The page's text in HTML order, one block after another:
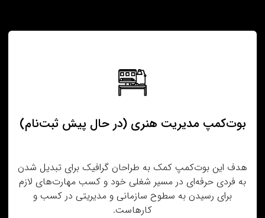
بوت‌کمپ مدیریت هنری (در حال پیش‌ ثبت‌نام)
هدف این بوت‌کمپ کمک به طراحان گرافیک برای تبدیل شدن
به فردی حرفه‌ای در مسیر شغلی خود و کسب مهارت‌های لازم
برای رسیدن به سطوح سازمانی و مدیریتی در کسب‌ و‌
کار‌هاست.